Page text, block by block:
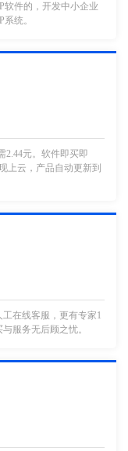
软件的，开发中小企业
统。
2.44元。软件即买即
上云，产品自动更新到
在线客服，更有专家1
服务无后顾之忧。